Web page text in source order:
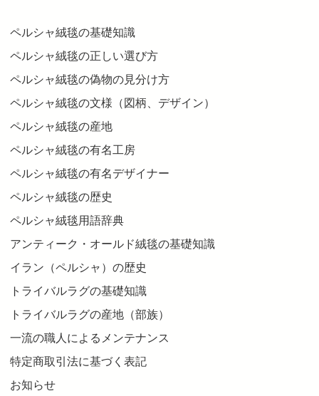
ペルシャ絨毯の基礎知識
ペルシャ絨毯の正しい選び方
ペルシャ絨毯の偽物の見分け方
ペルシャ絨毯の文様（図柄、デザイン）
ペルシャ絨毯の産地
ペルシャ絨毯の有名工房
ペルシャ絨毯の有名デザイナー
ペルシャ絨毯の歴史
ペルシャ絨毯用語辞典
アンティーク・オールド絨毯の基礎知識
イラン（ペルシャ）の歴史
トライバルラグの基礎知識
トライバルラグの産地（部族）
一流の職人によるメンテナンス
特定商取引法に基づく表記
お知らせ